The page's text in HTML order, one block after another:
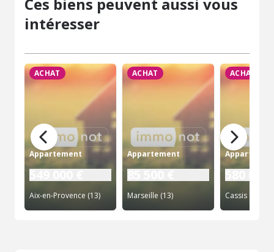
Ces biens peuvent aussi vous
intéresser
ACHAT
Appartement
Aix-en-Provence (13)
ACHAT
Appartement
Marseille (13)
ACHAT
Cassis (13)